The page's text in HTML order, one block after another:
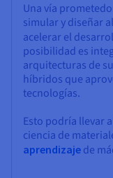
Una vía
simular y diseñar
acelerar el
posibilidad es
arquitecturas de
híbridos que
tecnologías.
Esto podría llevar
ciencia de
aprendizaje de